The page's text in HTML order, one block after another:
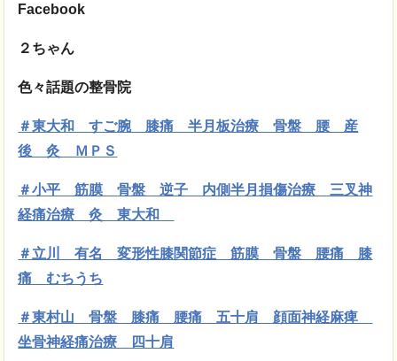
Facebook
２ちゃん
色々話題の整骨院
＃東大和 すご腕 膝痛 半月板治療 骨盤 腰 産
後 灸 ＭＰＳ
＃小平 筋膜骨盤 逆子 内側半月損傷治療 三叉神
経痛治療 灸 東大和
＃立川 有名 変形性膝関節症 筋膜 骨盤 腰痛 膝
痛 むちうち
＃東村山 骨盤 膝痛 腰痛 五十肩 顔面神経麻痺
坐骨神経痛治療 四十肩